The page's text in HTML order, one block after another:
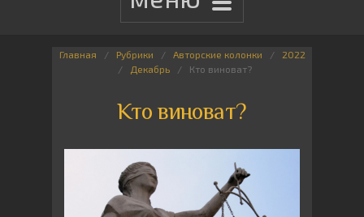
Главная Рубрики Авторские колонки
2022
Декабрь
Кто виноват?
Кто виноват?